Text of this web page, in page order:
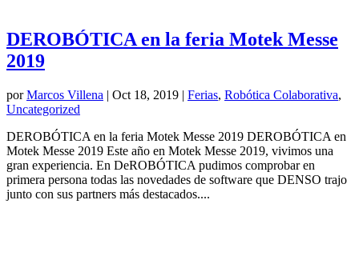
DEROBÓTICA en la feria Motek Messe
2019
porMarcos Villena | Oct 18, 2019 | Ferias, Robótica Colaborativa,
Uncategorized
DEROBÓTICA en la feria Motek Messe 2019 DEROBÓTICA en
Motek Messe 2019 Este año en Motek Messe 2019, vivimos una
gran experiencia. En DeROBÓTICA pudimos comprobar en
primera persona todas las novedades de software que DENSO trajo
junto con sus partners más destacados....